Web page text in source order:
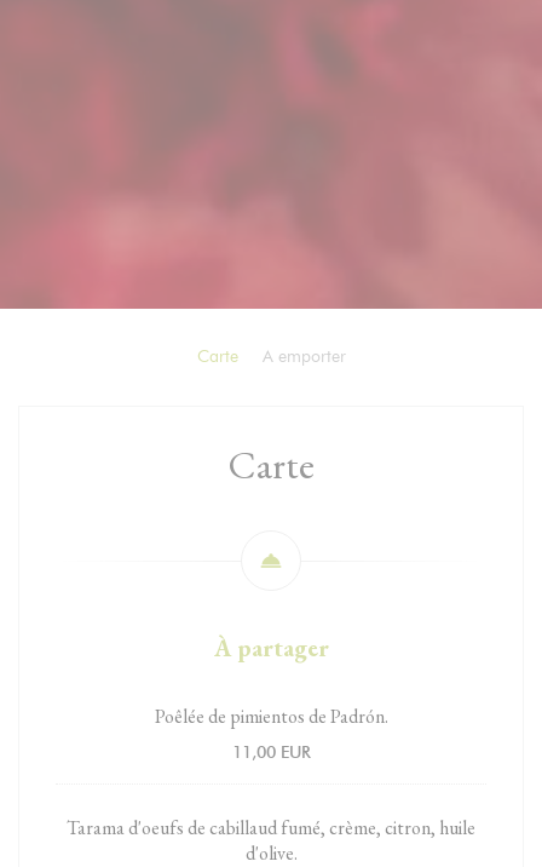
Carte A emporter
Carte
À partager
Poêlée de pimientos de Padrón.
11,00 EUR
Tarama d'oeufs de cabillaud fumé, crème, citron, huile
d'olive.